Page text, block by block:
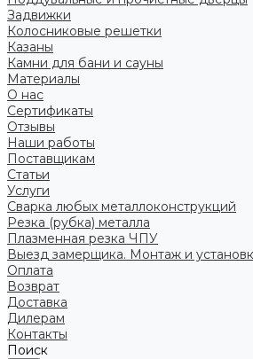
Задвижки
Колосниковые решетки
Казаны
Камни для бани и сауны
Материалы
О нас
Сертификаты
Отзывы
Наши работы
Поставщикам
Статьи
Услуги
Сварка любых металлоконструкций
Резка (рубка) металла
Плазменная резка ЧПУ
Выезд замерщика. Монтаж и
Оплата
Возврат
Доставка
Дилерам
Контакты
Поиск